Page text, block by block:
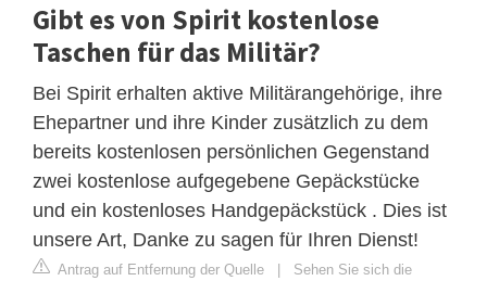
Gibt es von Spirit kostenlose
Taschen für das Militär?
Bei Spirit erhalten aktive Militärangehörige, ihre
Ehepartner und ihre Kinder zusätzlich zu dem
bereits kostenlosen persönlichen Gegenstand
zwei kostenlose aufgegebene Gepäckstücke
und ein kostenloses Handgepäckstück . Dies ist
unsere Art, Danke zu sagen für Ihren Dienst!
Antrag auf Entfernung der Quelle | Sehen Sie sich die